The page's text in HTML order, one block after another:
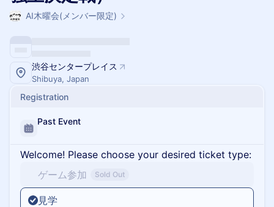
AI木曜会(メンバー限定)
渋谷センタープレイス
Shibuya, Japan
Registration
Past Event
Welcome! Please choose your desired ticket type:
ゲーム参加
Sold Out
見学